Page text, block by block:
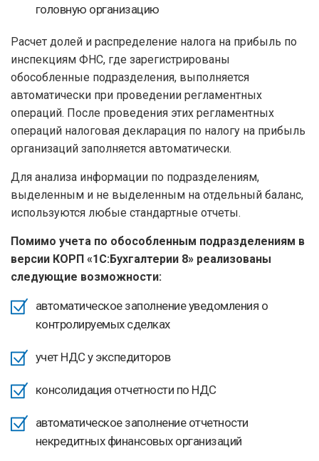
головную организацию
Расчет долей и распределение налога на прибыль по
инспекциям ФНС, где зарегистрированы
обособленные подразделения, выполняется
автоматически при проведении регламентных
операций. После проведения этих регламентных
операций налоговая декларация по налогу на прибыль
организаций заполняется автоматически.
Для анализа информации по подразделениям,
выделенным и не выделенным на отдельный баланс,
используются любые стандартные отчеты.
Помимо учета по обособленным подразделениям в
версии КОРП «1С:Бухгалтерии 8» реализованы
следующие возможности:
автоматическое заполнение уведомления о
контролируемых сделках
учет НДС у экспедиторов
консолидация отчетности по НДС
автоматическое заполнение отчетности
некредитных финансовых организаций